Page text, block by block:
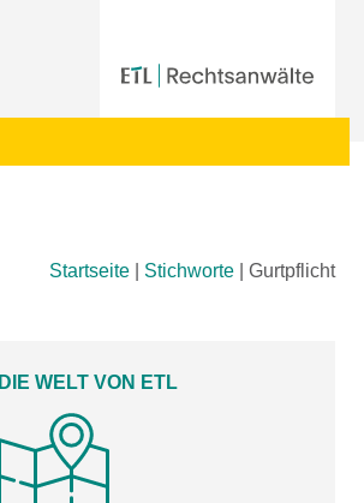
Startseite Stichworte Gurtpflicht
DIE WELT VON ETL